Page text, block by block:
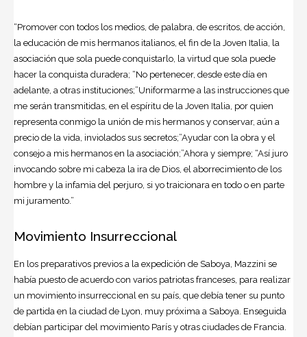
“Promover con todos los medios, de palabra, de escritos, de acción,
la educación de mis hermanos italianos, el fin de la Joven Italia, la
asociación que sola puede conquistarlo, la virtud que sola puede
hacer la conquista duradera; “No pertenecer, desde este día en
adelante, a otras instituciones;”Uniformarme a las instrucciones que
me serán transmitidas, en el espíritu de la Joven Italia, por quien
representa conmigo la unión de mis hermanos y conservar, aún a
precio de la vida, inviolados sus secretos;”Ayudar con la obra y el
consejo a mis hermanos en la asociación;”Ahora y siempre; “Así juro
invocando sobre mi cabeza la ira de Dios, el aborrecimiento de los
hombre y la infamia del perjuro, si yo traicionara en todo o en parte
mi juramento.”
Movimiento Insurreccional
En los preparativos previos a la expedición de Saboya, Mazzini se
había puesto de acuerdo con varios patriotas franceses, para realizar
un movimiento insurreccional en su país, que debía tener su punto
de partida en la ciudad de Lyon, muy próxima a Saboya. Enseguida
debían participar del movimiento París y otras ciudades de Francia.